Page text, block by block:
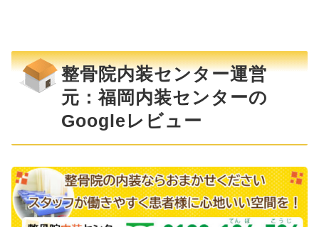
整骨院内装センター運営
元：福岡内装センターの
Googleレビュー